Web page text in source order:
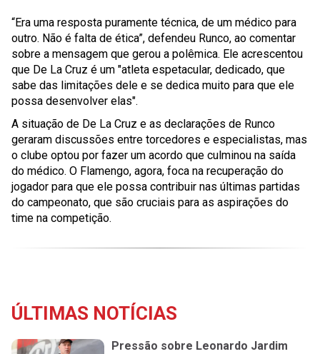
“Era uma resposta puramente técnica, de um médico para
outro. Não é falta de ética”, defendeu Runco, ao comentar
sobre a mensagem que gerou a polêmica. Ele acrescentou
que De La Cruz é um "atleta espetacular, dedicado, que
sabe das limitações dele e se dedica muito para que ele
possa desenvolver elas".
A situação de De La Cruz e as declarações de Runco
geraram discussões entre torcedores e especialistas, mas
o clube optou por fazer um acordo que culminou na saída
do médico. O Flamengo, agora, foca na recuperação do
jogador para que ele possa contribuir nas últimas partidas
do campeonato, que são cruciais para as aspirações do
time na competição.
ÚLTIMAS NOTÍCIAS
Pressão sobre Leonardo Jardim